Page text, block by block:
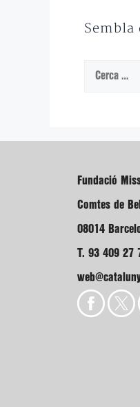
Cerca:
Fundació
Comtes de
08014
T. 93 409 27